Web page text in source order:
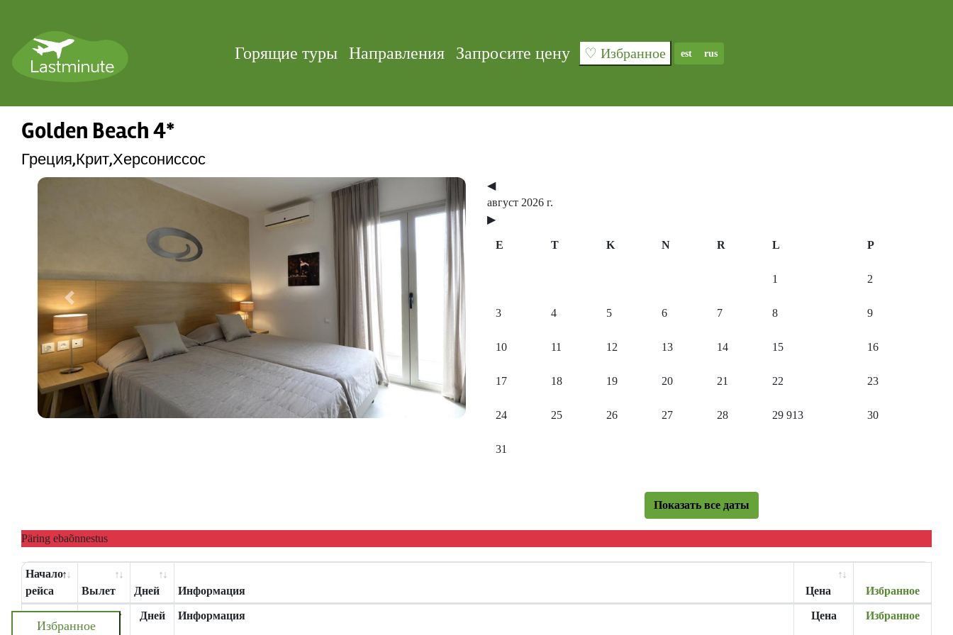
Горящие туры Направления Запросите цену ♡ Избранное est rus
Golden Beach 4*
Греция,Крит,Херсониссос
Previous
◀
август 2026 г.
▶
E T K N R L P
1 2
3 4 5 6 7 8 9
10 11 12 13 14 15 16
17 18 19 20 21 22 23
24 25 26 27 28 29 913 30
31
Показать все даты
Päring ebaõnnestus
Начало
рейса
Вылет Дней Информация Цена Избранное
Начало
рейса
Вылет Дней Информация Цена Избранное
Избранное